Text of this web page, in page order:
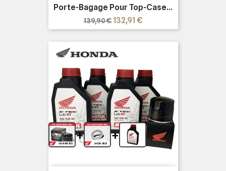
Porte-Bagage Pour Top-Case...
Prix
de
base
139,90 €Prix
132,91 €
+ +